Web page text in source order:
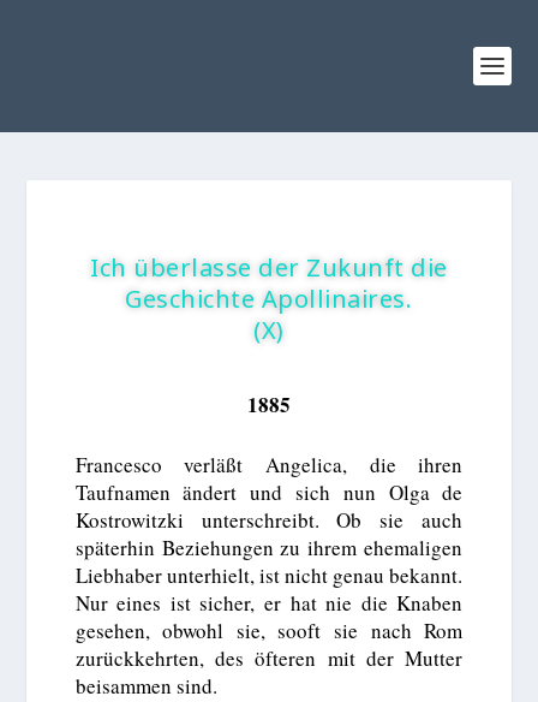
Ich überlasse der Zukunft die
Geschichte Apollinaires.
(X)
1885
Francesco verläßt Angelica, die ihren
Taufnamen ändert und sich nun Olga de
Kostrowitzki unterschreibt. Ob sie auch
späterhin Beziehungen zu ihrem ehemaligen
Liebhaber unterhielt, ist nicht genau bekannt.
Nur eines ist sicher, er hat nie die Knaben
gesehen, obwohl sie, sooft sie nach Rom
zurückkehrten, des öfteren mit der Mutter
beisammen sind.